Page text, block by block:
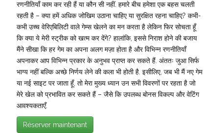
रणनीतियाँ काम कर रही हैं या कौन सी नहीं. हमारे बीच हमेशा एक बहस चलती
रहती है – क्या हमें अधिक जोखिम उठाना चाहिए या सुरक्षित रहना चाहिए? कभी-
कभी उच्च वेरिएबिलिटी वाले गेम्स खेलने का मन करता है लेकिन फिर सोचता हूँ
कि क्या ये मेरी स्ट्रीक को खत्म कर देंगे? हालांकि, इससे निराश होने की बजाय
मैंने सीखा कि हर गेम का अपना अलग मज़ा होता है और विभिन्न रणनीतियाँ
अपनाकर आप विभिन्न प्रकार के अनुभव प्राप्त कर सकते हैं. अंततः जुआ सिर्फ
भाग्य नहीं बल्कि अच्छे निर्णय लेने की कला भी होती है. इसीलिए, जब भी मैं नए गेम
या नई साइट पर जाता हूँ, तो मेरा मुख्य ध्यान उन सभी विवरणों पर रहता है जो
मेरे खेल को प्रभावित कर सकते हैं – जैसे कि उपलब्ध बोनस विकल्प और वेटिंग
आवश्यकताएँ.
Réserver maintenant